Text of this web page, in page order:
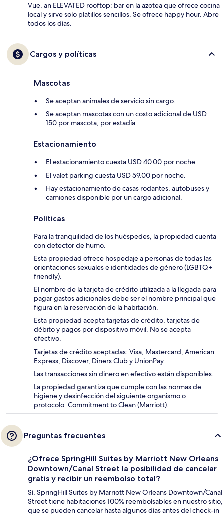
Vue, an ELEVATED rooftop: bar en la azotea que ofrece cocina
local y sirve solo platillos sencillos. Se ofrece happy hour. Abre
todos los días.
Cargos y políticas
Mascotas
Se aceptan animales de servicio sin cargo.
Se aceptan mascotas con un costo adicional de USD
150 por mascota, por estadía.
Estacionamiento
El estacionamiento cuesta USD 40.00 por noche.
El valet parking cuesta USD 59.00 por noche.
Hay estacionamiento de casas rodantes, autobuses y
camiones disponible por un cargo adicional.
Políticas
Para la tranquilidad de los huéspedes, la propiedad cuenta
con detector de humo.
Esta propiedad ofrece hospedaje a personas de todas las
orientaciones sexuales e identidades de género (LGBTQ+
friendly).
El nombre de la tarjeta de crédito utilizada a la llegada para
pagar gastos adicionales debe ser el nombre principal que
figura en la reservación de la habitación.
Esta propiedad acepta tarjetas de crédito, tarjetas de
débito y pagos por dispositivo móvil. No se acepta
efectivo.
Tarjetas de crédito aceptadas: Visa, Mastercard, American
Express, Discover, Diners Club y UnionPay
Las transacciones sin dinero en efectivo están disponibles.
La propiedad garantiza que cumple con las normas de
higiene y desinfección del siguiente organismo o
protocolo: Commitment to Clean (Marriott).
Preguntas frecuentes
¿Ofrece SpringHill Suites by Marriott New Orleans
Downtown/Canal Street la posibilidad de cancelar
gratis y recibir un reembolso total?
Sí, SpringHill Suites by Marriott New Orleans Downtown/Canal
Street tiene habitaciones 100% reembolsables en nuestro sitio,
que se pueden cancelar hasta algunos días antes del check-in